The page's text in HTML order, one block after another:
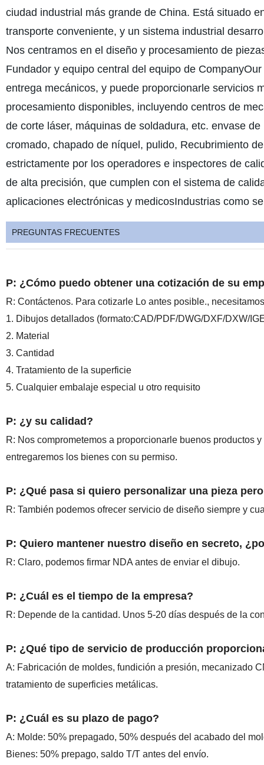
ciudad industrial más grande de China. Está situado
transporte conveniente, y un sistema industrial
Nos centramos en el diseño y procesamiento de
Fundador y equipo central del equipo de
entrega mecánicos, y puede proporcionarle servicios
procesamiento disponibles, incluyendo centros de
de corte láser, máquinas de soldadura, etc. envase
cromado, chapado de níquel, pulido, Recubrimiento
estrictamente por los operadores e inspectores de
de alta precisión, que cumplen con el sistema de
aplicaciones electrónicas y medicosIndustrias como
PREGUNTAS FRECUENTES
P: ¿Cómo puedo obtener una cotización de su
R: Contáctenos. Para cotizarle Lo antes posible.,
1. Dibujos detallados (formato:CAD/PDF/DWG/DXF/DXW/
2. Material
3. Cantidad
4. Tratamiento de la superficie
5. Cualquier embalaje especial u otro requisito
P: ¿y su calidad?
R: Nos comprometemos a proporcionarle buenos productos
entregaremos los bienes con su permiso.
P: ¿Qué pasa si quiero personalizar una pieza
R: También podemos ofrecer servicio de diseño siempre y
P: Quiero mantener nuestro diseño en secreto,
R: Claro, podemos firmar NDA antes de enviar el dibujo.
P: ¿Cuál es el tiempo de la empresa?
R: Depende de la cantidad. Unos 5-20 días después de la
P: ¿Qué tipo de servicio de producción
A: Fabricación de moldes, fundición a presión, mecanizado
tratamiento de superficies metálicas.
P: ¿Cuál es su plazo de pago?
A: Molde: 50% prepagado, 50% después del acabado del
Bienes: 50% prepago, saldo T/T antes del envío.